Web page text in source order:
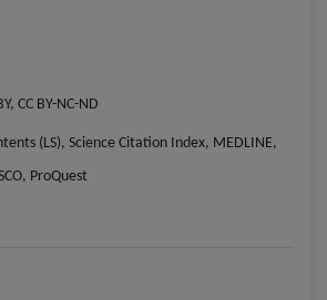
CC BY-NC-ND
(LS), Science Citation Index, MEDLINE,
ProQuest